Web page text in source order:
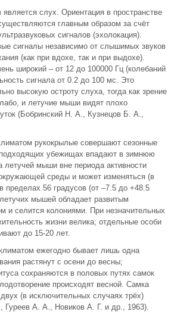
слух. Ориентация в пространстве
главным образом за счёт
сигналов (эхолокация).
сигналы независимо от слышимых звуков
(как при вдохе, так и при выдохе).
широкий – от 12 до 100000 Гц (колебаний
сигнала от 0.2 до 100 мс. Это
высокую остроту слуха, тогда как зрение
и летучие мыши видят плохо
(Бобринский Н. А., Кузнецов Б. А.,
рукокрылые совершают сезонные
убежищах впадают в зимнюю
летучей мыши вне периода активности
среды и может изменяться (в
пределах 56 градусов (от –7.5 до +48.5
мышей обладает развитым
и селится колониями. При незначительных
жизни велика; отдельные особи
до 15-20 лет.
ежегодно бывает лишь одна
растянут с осени до весны;
сохраняются в половых путях самок
происходят весной. Самка
(в исключительных случаях трёх)
А. А., Новиков А. Г. и др., 1963).